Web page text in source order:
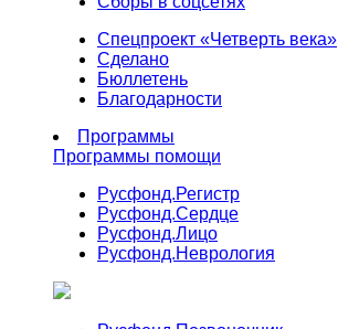
Спецпроект «Четверть века»
Сделано
Бюллетень
Благодарности
Программы
Программы помощи
Русфонд.Регистр
Русфонд.Сердце
Русфонд.Лицо
Русфонд.Неврология